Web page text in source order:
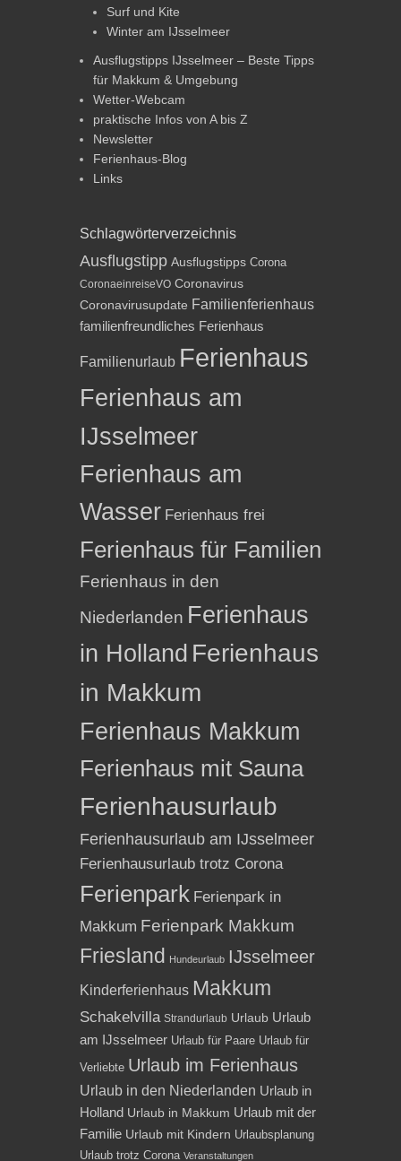
Surf und Kite
Winter am IJsselmeer
Ausflugstipps IJsselmeer – Beste Tipps
für Makkum & Umgebung
Wetter-Webcam
praktische Infos von A bis Z
Newsletter
Ferienhaus-Blog
Links
Schlagwörterverzeichnis
Ausflugstipp Ausflugstipps Corona
CoronaeinreiseVO Coronavirus
Coronavirusupdate Familienferienhaus
familienfreundliches Ferienhaus
Familienurlaub Ferienhaus
Ferienhaus am
IJsselmeer
Ferienhaus am
Wasser Ferienhaus frei
Ferienhaus für Familien
Ferienhaus in den
Niederlanden Ferienhaus
in Holland Ferienhaus
in Makkum
Ferienhaus Makkum
Ferienhaus mit Sauna
Ferienhausurlaub
Ferienhausurlaub am IJsselmeer
Ferienhausurlaub trotz Corona
Ferienpark Ferienpark in
Makkum Ferienpark Makkum
Friesland Hundeurlaub IJsselmeer
Kinderferienhaus Makkum
Schakelvilla Strandurlaub Urlaub Urlaub
am IJsselmeer Urlaub für Paare Urlaub für
Verliebte Urlaub im Ferienhaus
Urlaub in den Niederlanden Urlaub in
Holland Urlaub in Makkum Urlaub mit der
Familie Urlaub mit Kindern Urlaubsplanung
Urlaub trotz Corona Veranstaltungen